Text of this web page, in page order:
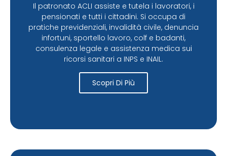
Il patronato ACLI assiste e tutela i lavoratori, i
pensionati e tutti i cittadini. Si occupa di
pratiche previdenziali, invalidità civile, denuncia
infortuni, sportello lavoro, colf e badanti,
consulenza legale e assistenza medica sui
ricorsi sanitari a INPS e INAIL.
Scopri Di Più